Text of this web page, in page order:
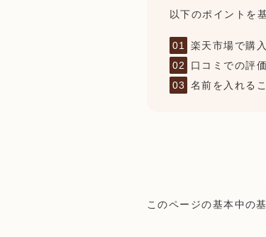
以下のポイントを
楽天市場で購
口コミでの評
名前を入れる
このページの基本中の